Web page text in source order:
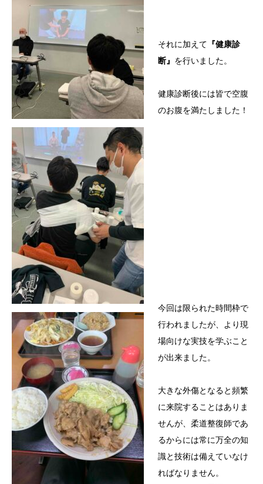
それに加えて 『健康診
断』 を行いました。
健康診断後には皆で空腹
のお腹を満たしました！
今回は限られた時間枠で
行われましたが、より現
場向けな実技を学ぶこと
が出来ました。
大きな外傷となると頻繁
に来院することはありま
せんが、柔道整復師であ
るからには常に万全の知
識と技術は備えていなけ
ればなりません。